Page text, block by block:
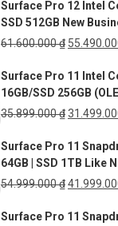
là:
Surface Pro 12 Intel
SSD 512GB New
61.600.000₫ Giá
là:
Surface Pro 11 Intel
16GB/SSD 256GB
35.899.000₫Giá
là:
Surface Pro 11
64GB | SSD 1TB Like
54.999.000₫Giá
là:
Surface Pro 11